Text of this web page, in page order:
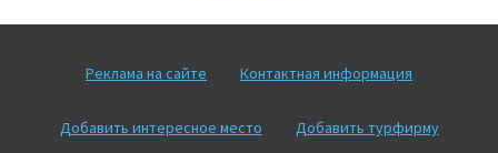
Реклама на сайте Контактная информация
Добавить интересное место Добавить турфирму